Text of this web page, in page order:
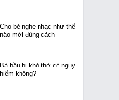
Cho bé nghe nhạc như thế
nào mới đúng cách
Bà bầu bị khó thở có nguy
hiểm không?